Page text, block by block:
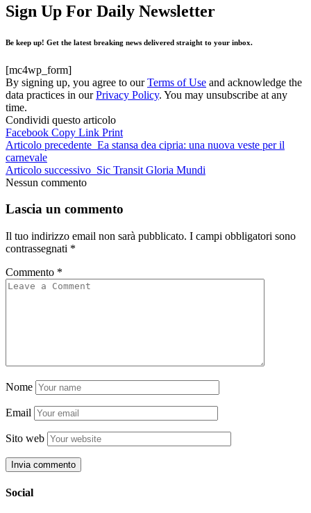
Sign Up For Daily Newsletter
Be keep up! Get the latest breaking news delivered straight to your inbox.
[mc4wp_form]
By signing up, you agree to ourTerms of Use and acknowledge the
data practices in ourPrivacy Policy. You may unsubscribe at any
time.
Condividi questo articolo
Facebook Copy Link Print
Articolo precedente Ea stansa dea cipria: una nuova veste per il
carnevale
Articolo successivo Sic Transit Gloria Mundi
Nessun commento
Lascia un commento
Il tuo indirizzo email non sarà pubblicato. I campi obbligatori sono
contrassegnati *
Commento *
Nome
Email
Sito web
Social